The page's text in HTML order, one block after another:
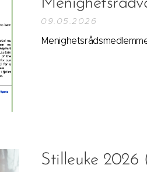
09.05.2026
Stilleuke 2026